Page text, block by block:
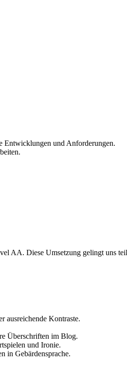
Entwicklungen und Anforderungen.
AA. Diese Umsetzung gelingt uns
ausreichende Kontraste.
Überschriften im Blog.
und Ironie.
in Gebärdensprache.